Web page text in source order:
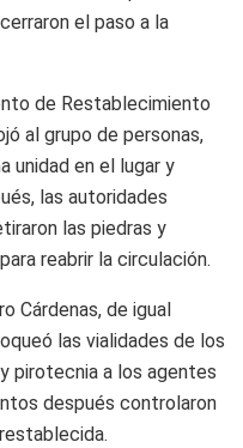
el paso a la
de Restablecimiento
al grupo de personas,
unidad en el lugar y
las autoridades
las piedras y
reabrir la circulación.
Cárdenas, de igual
las vialidades de los
pirotecnia a los agentes
después controlaron